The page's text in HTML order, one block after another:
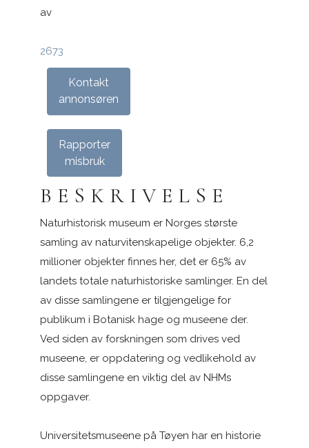
av
2673
Kontakt
annonsøren
Rapporter
misbruk
BESKRIVELSE
Naturhistorisk museum er Norges største
samling av naturvitenskapelige objekter. 6,2
millioner objekter finnes her, det er 65% av
landets totale naturhistoriske samlinger. En del
av disse samlingene er tilgjengelige for
publikum i Botanisk hage og museene der.
Ved siden av forskningen som drives ved
museene, er oppdatering og vedlikehold av
disse samlingene en viktig del av NHMs
oppgaver.
Universitetsmuseene på Tøyen har en historie